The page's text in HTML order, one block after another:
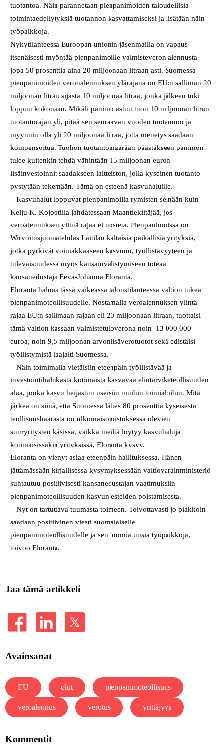
tuotantoa. Näin parannetaan pienpanimoiden taloudellisia
toimintaedellytyksiä tuotannon kasvattamiseksi ja lisätään näin
työpaikkoja.
Nykytilanteessa Euroopan unionin jäsenmailla on vapaus
itsenäisesti myöntää pienpanimoille valmisteveron alennusta
jopa 50 prosenttia aina 20 miljoonaan litraan asti. Suomessa
pienpanimoiden veronalennuksen ylärajana on EU:n salliman 20
miljoonan litran sijasta 10 miljoonaa litraa, jonka jälkeen tuki
loppuu kokonaan. Mikäli panimo astuu tuon 10 miljoonan litran
tuotantorajan yli, pitää sen seuraavan vuoden tuotannon ja
myynnin olla yli 20 miljoonaa litraa, jotta menetys saadaan
kompensoitua. Tuohon tuotantomäärään päästäkseen panimon
tulee kuitenkin tehdä vähintään 15 miljoonan euron
lisäinvestoinnit saadakseen laitteiston, jolla kyseinen tuotanto
pystytään tekemään. Tämä on esteenä kasvuhaluille.
– Kasvuhalut loppuvat pienpanimoilla rymisten seinään kuin
Kelju K. Kojootilla jahdatessaan Maantiekiitäjää, jos
veroalennuksen ylintä rajaa ei nosteta. Pienpanimoissa on
Wirvoitusjuomatehdas Laitilan kaltaisia paikallisia yrityksiä,
jotka pyrkivät voimakkaaseen kasvuun, työllistävyyteen ja
tulevaisuudessa myös kansainvälistymiseen toteaa
kansanedustaja Eeva-Johanna Eloranta.
Eloranta haluaa tässä vaikeassa taloustilanteessa valtion tukea
pienpanimoteollisuudelle. Nostamalla veroalennuksen ylintä
rajaa EU:n sallimaan rajaan eli 20 miljoonaan litraan, tuottaisi
tämä valtion kassaan valmistetuloverona noin 13 000 000
euroa, noin 9,5 miljoonan arvonlisäverotuotot sekä edistäisi
työllistymistä laajalti Suomessa.
– Näin toimimalla vietäisiin eteenpäin työllistävää ja
investointihalukasta kotimaista kasvavaa elintarviketeollisuuden
alaa, jonka kasvu heijastuu useisiin muihin toimialoihin. Mitä
järkeä on siinä, että Suomessa lähes 80 prosenttia kyseisestä
teollisuushaarasta on ulkomaisomistuksessa olevien
suuryritysten käsissä, vaikka meiltä löytyy kasvuhaluja
kotimaisissakin yrityksissä, Eloranta kysyy.
Eloranta on vienyt asiaa eteenpäin hallituksessa. Hänen
jättämässään kirjallisessa kysymyksessään valtiovarainministeriö
suhtautuu positiivisesti kansanedustajan vaatimuksiin
pienpanimoteollisuuden kasvun esteiden poistamisesta.
– Nyt on tartuttava tuumasta toimeen. Toivottavasti jo piakkoin
saadaan positiivinen viesti suomalaiselle
pienpanimoteollisuudelle ja sen luomia uusia työpaikkoja,
toivoo Eloranta.
Jaa tämä artikkeli
Avainsanat
EU olut pienpanimoteollisuus
veroalennus verotus yrittäjyys
Kommentit